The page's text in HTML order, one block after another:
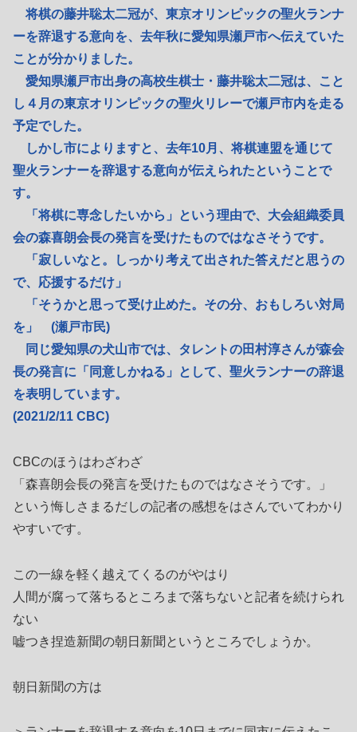
将棋の藤井聡太二冠が、東京オリンピックの聖火ランナ
ーを辞退する意向を、去年秋に愛知県瀬戸市へ伝えていた
ことが分かりました。
愛知県瀬戸市出身の高校生棋士・藤井聡太二冠は、こと
し４月の東京オリンピックの聖火リレーで瀬戸市内を走る
予定でした。
しかし市によりますと、去年10月、将棋連盟を通じて
聖火ランナーを辞退する意向が伝えられたということで
す。
「将棋に専念したいから」という理由で、大会組織委員
会の森喜朗会長の発言を受けたものではなさそうです。
「寂しいなと。しっかり考えて出された答えだと思うの
で、応援するだけ」
「そうかと思って受け止めた。その分、おもしろい対局
を」 (瀬戸市民)
同じ愛知県の犬山市では、タレントの田村淳さんが森会
長の発言に「同意しかねる」として、聖火ランナーの辞退
を表明しています。
(2021/2/11 CBC)
CBCのほうはわざわざ
「森喜朗会長の発言を受けたものではなさそうです。」
という悔しさまるだしの記者の感想をはさんでいてわかり
やすいです。
この一線を軽く越えてくるのがやはり
人間が腐って落ちるところまで落ちないと記者を続けられ
ない
嘘つき捏造新聞の朝日新聞というところでしょうか。
朝日新聞の方は